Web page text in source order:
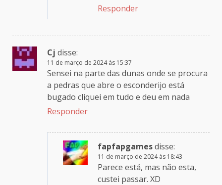
Responder
Cj disse:
11 de março de 2024 às 15:37
Sensei na parte das dunas onde se procura
a pedras que abre o esconderijo está
bugado cliquei em tudo e deu em nada
Responder
fapfapgamesdisse:
11 de março de 2024 às 18:43
Parece está, mas não esta,
custei passar. XD